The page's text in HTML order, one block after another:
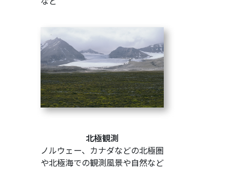
北極観測
ノルウェー、カナダなどの北極圏
や北極海での観測風景や自然など